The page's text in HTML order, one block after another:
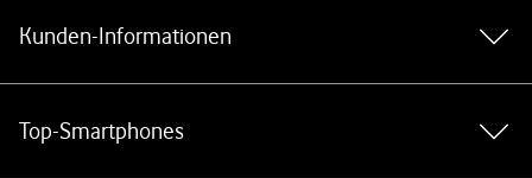
Kunden-Informationen
Top-Smartphones